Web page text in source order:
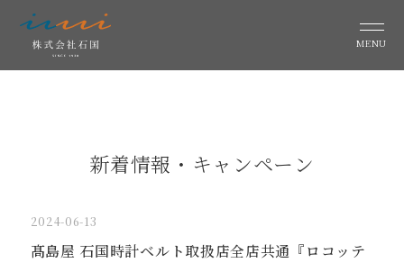
MENU
新着情報・キャンペーン
2024-06-13
髙島屋 石国時計ベルト取扱店全店共通『ロコッテ